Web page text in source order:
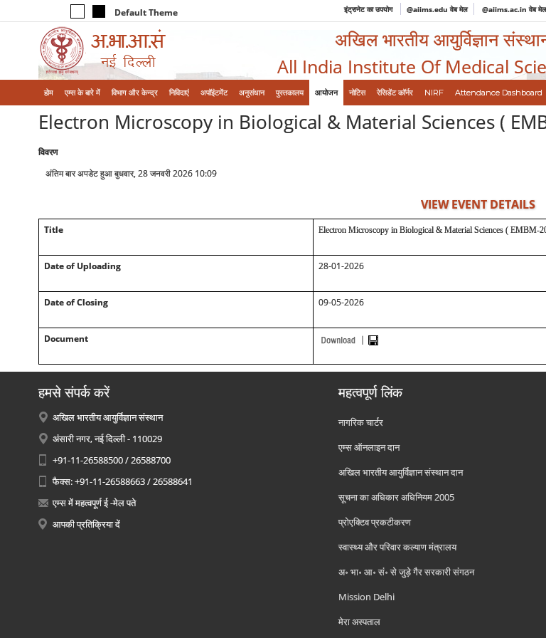
Default Theme इंट्रानेट का उपयोग @aiims.edu वेब मेल @aiims.ac.in वेब
अखिल भारतीय आयुर्विज्ञान
All India Institute Of Medical
होम एम्‍स के बारे में विभाग और केन्‍द्र निविदाएं अपॉइंटमेंट अनुसंधान पुस्तकालय आयोजन नोटिस रेसिडेंट कॉर्नर NIRF Attendance Dashboard
Electron Microscopy in Biological & Material Sciences (
विवरण
अंतिम बार अपडेट हुआ बुधवार, 28 जनवरी 2026 10:09
VIEW EVENT DETAILS
Title Electron Microscopy in Biological & Material Sciences ( EMBM-
Date of Uploading 28-01-2026
Date of Closing 09-05-2026
Document
हमसे संपर्क करें
अखिल भारतीय आयुर्विज्ञान संस्थान
अंसारी नगर, नई दिल्ली - 110029
+91-11-26588500 / 26588700
फैक्स: +91-11-26588663 / 26588641
एम्स में महत्वपूर्ण ई -मेल पते
आपकी प्रतिक्रिया दें
महत्वपूर्ण लिंक
नागरिक चार्टर
एम्स ऑनलाइन दान
अखिल भारतीय आयुर्विज्ञान संस्थान दान
सूचना का अधिकार अधिनियम 2005
प्रोएक्टिव प्रकटीकरण
स्वास्थ्य और परिवार कल्याण मंत्रालय
अ॰ भा॰ आ॰ सं॰ से जुड़े गैर सरकारी संगठन
Mission Delhi
मेरा अस्पताल